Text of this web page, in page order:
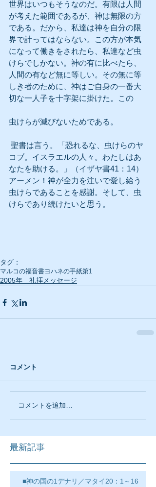
世界はいつもそうなのだ。有限は人間
が考えた範囲であるが、神は無限の方
である。だから、私達は神を自分の限
界で計ってはならない。この方が本気
になって働きをされたら、私達など虫
けらでしかない。神の有に比べたら、
人間の有など無に等しい。その無に等
しき者のために、神はご自身の一番大
切な一人子を十字架に掛けた。この
虫けらが滅びないためである。
コブ。イスラエルの人々。わたしはあ
なたを助ける。」（イザヤ書41：14）
アーメン！神が全力を注いで愛し給う
虫けらであることを感謝。そして、虫
けらであり続けたいと思う。
タグ：
マルコの福音書ヨハネの手紙第1
2005年 礼拝メッセージ
コメント
コメントを追加…
最新記事
■神の国の1デナリ／マタイ20：1～16